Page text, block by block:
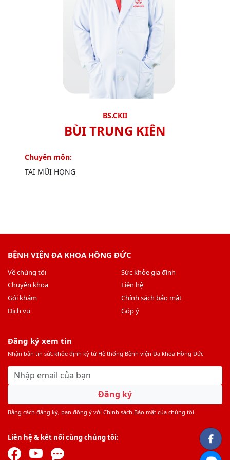
BS.CKII
BÙI TRUNG KIÊN
Chuyên môn:
TAI MŨI HỌNG
BỆNH VIỆN ĐA KHOA HỒNG ĐỨC
Về chúng tôi
Chuyên khoa
Gói khám
Dịch vụ
Sức khỏe gia đình
Liên hệ
Chính sách bảo mật
Góp ý
Đăng ký xem tin
Nhận bản tin sức khỏe định kỳ từ Hệ thống Bệnh viện Đa khoa Hồng Đức
Đăng ký
Bằng cách đăng ký, bạn đồng ý với Chính sách Bảo mật của chúng tôi.
Liên hệ & kết nối cùng chúng tôi: